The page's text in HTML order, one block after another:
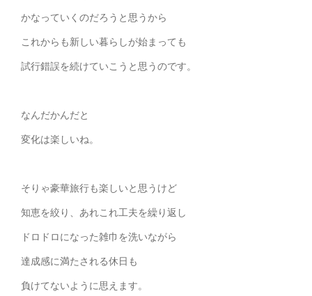
かなっていくのだろうと思うから
これからも新しい暮らしが始まっても
試行錯誤を続けていこうと思うのです。
なんだかんだと
変化は楽しいね。
そりゃ豪華旅行も楽しいと思うけど
知恵を絞り、あれこれ工夫を繰り返し
ドロドロになった雑巾を洗いながら
達成感に満たされる休日も
負けてないように思えます。